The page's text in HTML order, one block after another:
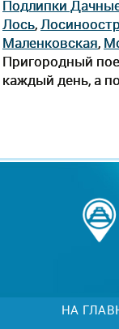
Подлипки
Лось,
Маленковская,
Пригородный
каждый день, а
НА